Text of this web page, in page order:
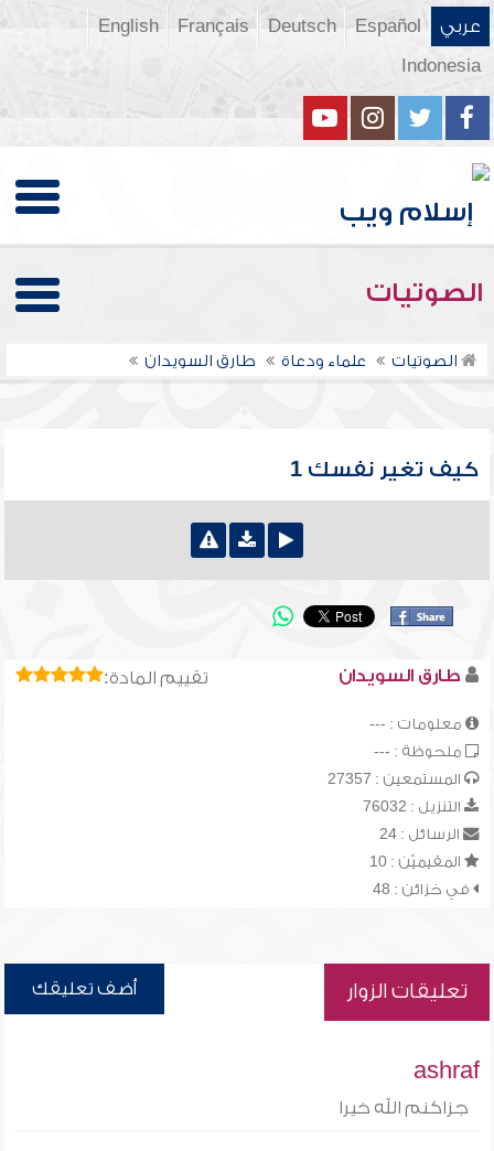
عربي Español
Deutsch
Français
English
Indonesia
الصوتيات
الصوتيات علماء ودعاة طارق السويدان
كيف تغير نفسك 1
تقييم المادة: طارق السويدان
معلومات : ---
ملحوظة : ---
المستمعين : 27357
التنزيل : 76032
الرسائل : 24
المقيميّن : 10
في خزائن : 48
تعليقات الزوار أضف تعليقك
ashraf
جزاكنم الله خيرا